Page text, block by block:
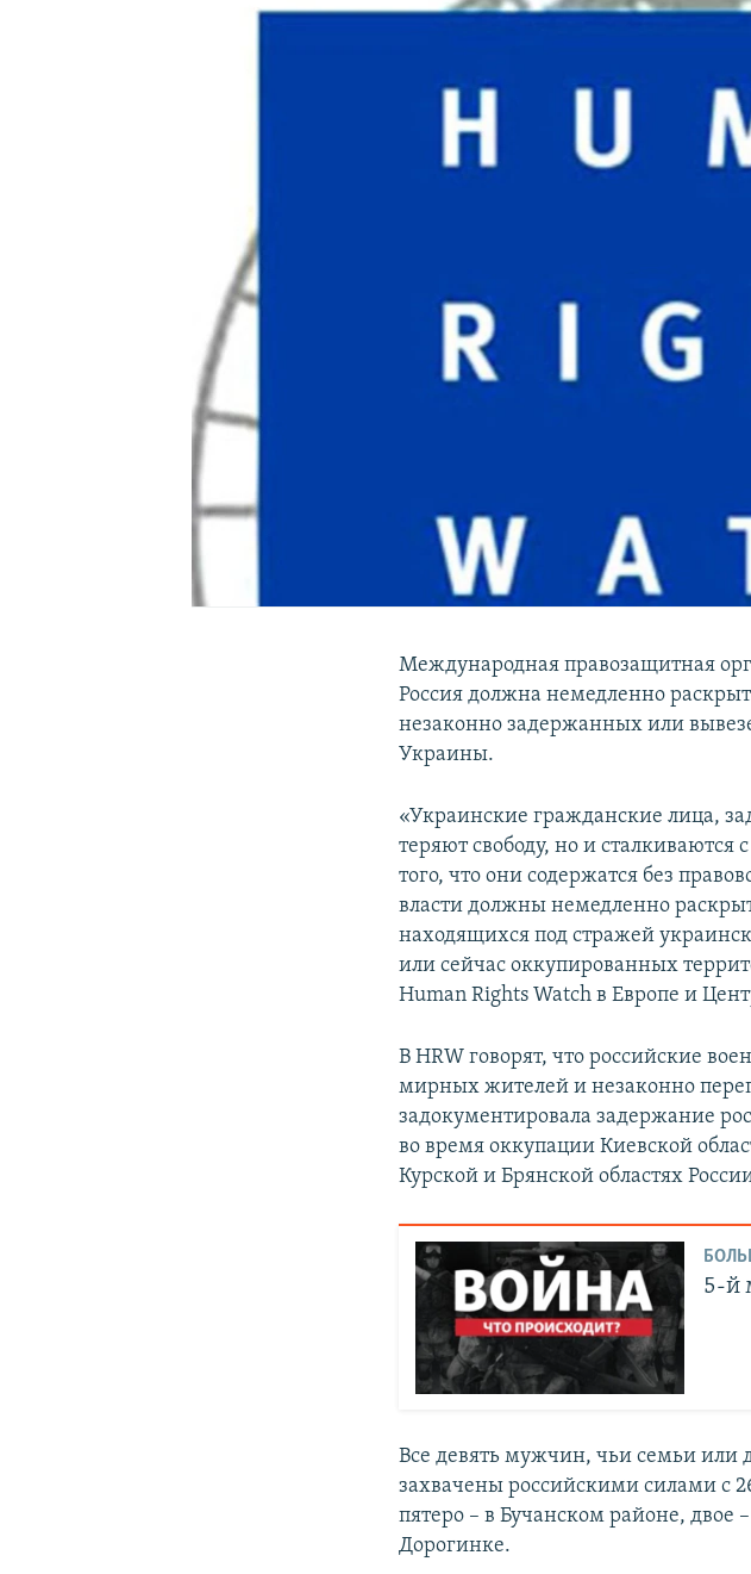
Международная правозащитная
Россия должна немедленно
незаконно задержанных или
Украины.
«Украинские гражданские лица,
теряют свободу, но и
того, что они содержатся без
власти должны немедленно
находящихся под стражей
или сейчас оккупированных
Human Rights Watch в Европе и
В HRW говорят, что российские
мирных жителей и незаконно
задокументировала задержание
во время оккупации Киевской
Курской и Брянской областях
5-й
Все девять мужчин, чьи семьи или
захвачены российскими силами с
пятеро – в Бучанском районе, двое
Дорогинке.